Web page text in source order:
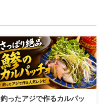
釣ったアジで作るカルパッ